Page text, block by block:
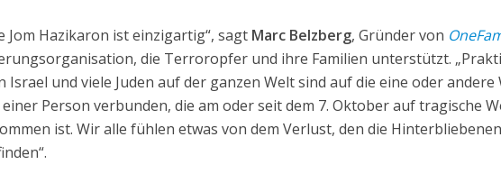
Jom Hazikaron ist einzigartig“, sagt Marc Belzberg, Gründer von
die Terroropfer und ihre Familien unterstützt.
Israel und viele Juden auf der ganzen Welt sind auf die eine oder andere
Person verbunden, die am oder seit dem 7. Oktober auf tragische
ist. Wir alle fühlen etwas von dem Verlust, den die Hinterbliebenen